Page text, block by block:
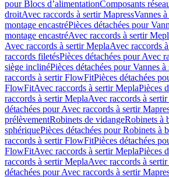
pour Blocs d’alimentationComposants
droitAvec raccords à sertir MapressVannes
montage encastréPièces détachées pour
montage encastréAvec raccords à sertir
Avec raccords à sertir MeplaAvec raccords
raccords filetésPièces détachées pour Avec
siège inclinéPièces détachées pour Vannes
raccords à sertir FlowFitPièces détachées
FlowFitAvec raccords à sertir MeplaPièces
raccords à sertir MeplaAvec raccords à
détachées pour Avec raccords à sertir
prélèvementRobinets de vidangeRobinets à
sphériquePièces détachées pour Robinets à
raccords à sertir FlowFitPièces détachées
FlowFitAvec raccords à sertir MeplaPièces
raccords à sertir MeplaAvec raccords à
détachées pour Avec raccords à sertir